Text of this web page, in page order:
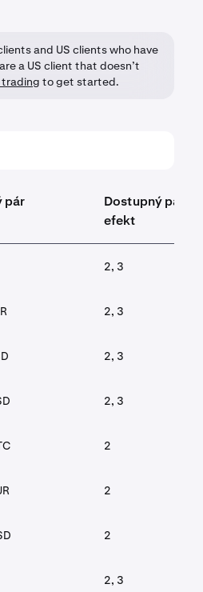
and US clients who have
a US client that doesn’t
to get started.
pár
Dostupný pákový
efekt
2, 3
2, 3
2, 3
2, 3
2
2
2
2, 3